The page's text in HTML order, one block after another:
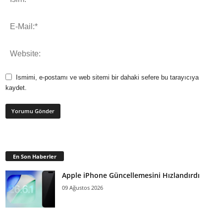
Ismimi, e-postamı ve web sitemi bir dahaki sefere bu tarayıcıya
kaydet.
En Son Haberler
Apple iPhone Güncellemesini Hızlandırdı
09 Ağustos 2026